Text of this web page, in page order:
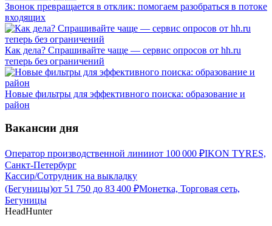
Звонок превращается в отклик: помогаем разобраться в потоке
входящих
Как дела? Спрашивайте чаще — сервис опросов от hh.ru
теперь без ограничений
Новые фильтры для эффективного поиска: образование и
район
Вакансии дня
Оператор производственной линииот 100 000 ₽IKON TYRES,
Санкт-Петербург
Кассир/Сотрудник на выкладку
(Бегуницы)от 51 750 до 83 400 ₽Монетка, Торговая сеть,
Бегуницы
HeadHunter